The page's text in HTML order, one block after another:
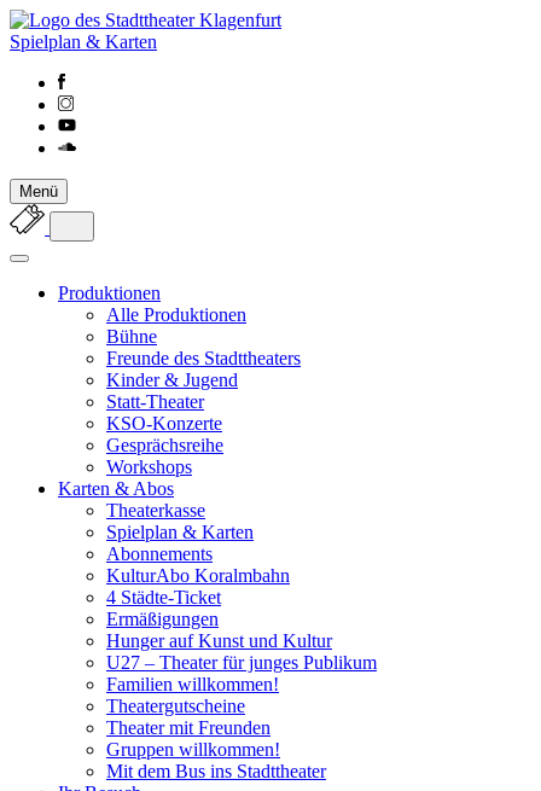
Spielplan & Karten
Menü
Produktionen
Alle Produktionen
Bühne
Freunde des Stadttheaters
Kinder & Jugend
Statt-Theater
KSO-Konzerte
Gesprächsreihe
Workshops
Karten & Abos
Theaterkasse
Spielplan & Karten
Abonnements
KulturAbo Koralmbahn
4 Städte-Ticket
Ermäßigungen
Hunger auf Kunst und Kultur
U27 – Theater für junges Publikum
Familien willkommen!
Theatergutscheine
Theater mit Freunden
Gruppen willkommen!
Mit dem Bus ins Stadttheater